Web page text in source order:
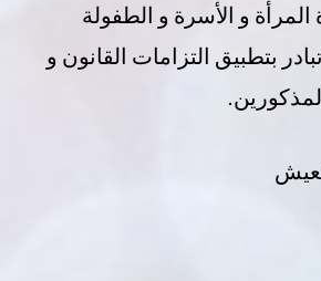
و الأسرة و الطفولة
بتطبيق التزامات القانون و